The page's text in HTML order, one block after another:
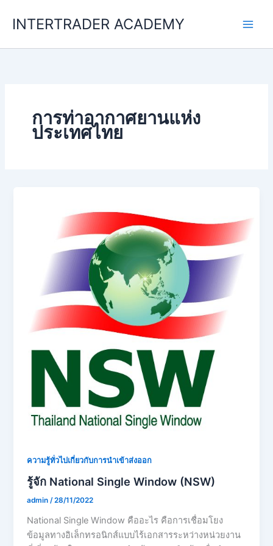
INTERTRADER ACADEMY
การท่าอากาศยานแห่ง
ประเทศไทย
ความรู้ทั่วไปเกี่ยวกับการนำเข้าส่งออก
รู้จัก National Single Window (NSW)
admin/28/11/2022
National Single Window คืออะไร คือการเชื่อมโยง
ข้อมูลทางอิเล็กทรอนิกส์แบบไร้เอกสารระหว่างหน่วยงาน